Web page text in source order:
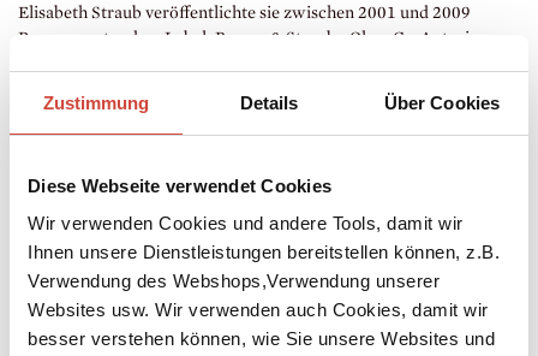
Zustimmung Details Über Cookies
Diese Webseite verwendet Cookies
Wir verwenden Cookies und andere Tools, damit wir
Ihnen unsere Dienstleistungen bereitstellen können, z.B.
Verwendung des Webshops,Verwendung unserer
Websites usw. Wir verwenden auch Cookies, damit wir
besser verstehen können, wie Sie unsere Websites und
Elisabeth Straub veröffentlichte sie zwischen 2001 und 2009
Romane unter dem Label ›Borger & Straub‹. Ohne Co-Autorin
›Frauen-Krimi-Preis‹ der Stadt Wiesbaden für
2002
Bücher Downloads Media